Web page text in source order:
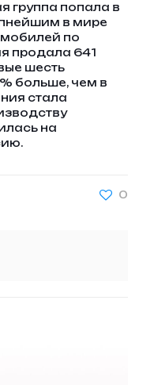
группа попала в
в мире
по
продала 641
шесть
больше, чем в
стала
на
0